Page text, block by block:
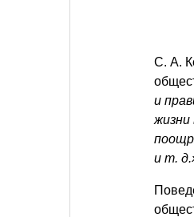
С. А.
и
жизни
и т. д.